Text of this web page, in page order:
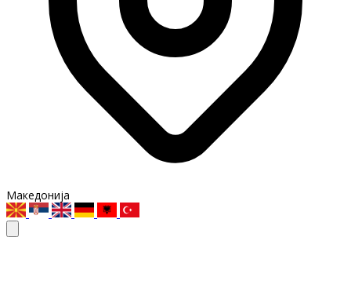
Македонија